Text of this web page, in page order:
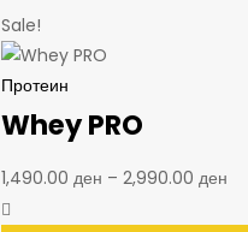
Sale!
Протеин
Whey PRO
1,490.00 ден – 2,990.00 ден